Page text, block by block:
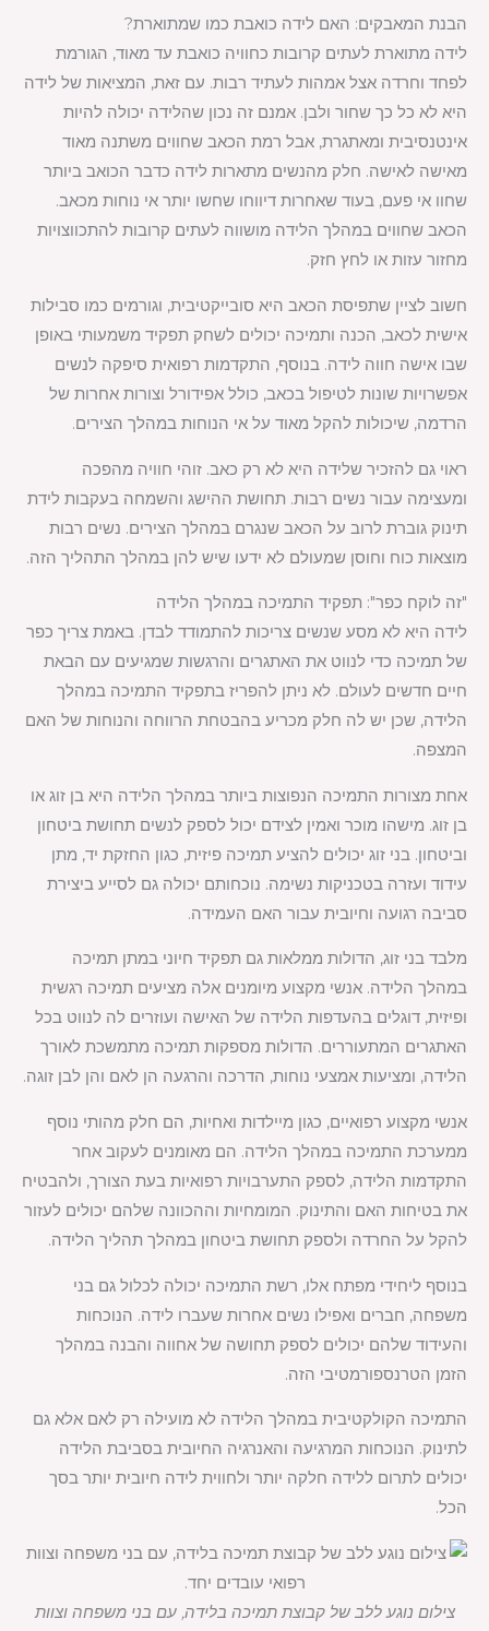
הבנת המאבקים: האם לידה כואבת כמו שמתוארת?
לידה מתוארת לעתים קרובות כחוויה כואבת עד מאוד, הגורמת
לפחד וחרדה אצל אמהות לעתיד רבות. עם זאת, המציאות של לידה
היא לא כל כך שחור ולבן. אמנם זה נכון שהלידה יכולה להיות
אינטנסיבית ומאתגרת, אבל רמת הכאב שחווים משתנה מאוד
מאישה לאישה. חלק מהנשים מתארות לידה כדבר הכואב ביותר
שחוו אי פעם, בעוד שאחרות דיווחו שחשו יותר אי נוחות מכאב.
הכאב שחווים במהלך הלידה מושווה לעתים קרובות להתכווצויות
מחזור עזות או לחץ חזק.
חשוב לציין שתפיסת הכאב היא סובייקטיבית, וגורמים כמו סבילות
אישית לכאב, הכנה ותמיכה יכולים לשחק תפקיד משמעותי באופן
שבו אישה חווה לידה. בנוסף, התקדמות רפואית סיפקה לנשים
אפשרויות שונות לטיפול בכאב, כולל אפידורל וצורות אחרות של
הרדמה, שיכולות להקל מאוד על אי הנוחות במהלך הצירים.
ראוי גם להזכיר שלידה היא לא רק כאב. זוהי חוויה מהפכה
ומעצימה עבור נשים רבות. תחושת ההישג והשמחה בעקבות לידת
תינוק גוברת לרוב על הכאב שנגרם במהלך הצירים. נשים רבות
מוצאות כוח וחוסן שמעולם לא ידעו שיש להן במהלך התהליך הזה.
"זה לוקח כפר": תפקיד התמיכה במהלך הלידה
לידה היא לא מסע שנשים צריכות להתמודד לבדן. באמת צריך כפר
של תמיכה כדי לנווט את האתגרים והרגשות שמגיעים עם הבאת
חיים חדשים לעולם. לא ניתן להפריז בתפקיד התמיכה במהלך
הלידה, שכן יש לה חלק מכריע בהבטחת הרווחה והנוחות של האם
המצפה.
אחת מצורות התמיכה הנפוצות ביותר במהלך הלידה היא בן זוג או
בן זוג. מישהו מוכר ואמין לצידם יכול לספק לנשים תחושת ביטחון
וביטחון. בני זוג יכולים להציע תמיכה פיזית, כגון החזקת יד, מתן
עידוד ועזרה בטכניקות נשימה. נוכחותם יכולה גם לסייע ביצירת
סביבה רגועה וחיובית עבור האם העמידה.
מלבד בני זוג, הדולות ממלאות גם תפקיד חיוני במתן תמיכה
במהלך הלידה. אנשי מקצוע מיומנים אלה מציעים תמיכה רגשית
ופיזית, דוגלים בהעדפות הלידה של האישה ועוזרים לה לנווט בכל
האתגרים המתעוררים. הדולות מספקות תמיכה מתמשכת לאורך
הלידה, ומציעות אמצעי נוחות, הדרכה והרגעה הן לאם והן לבן זוגה.
אנשי מקצוע רפואיים, כגון מיילדות ואחיות, הם חלק מהותי נוסף
ממערכת התמיכה במהלך הלידה. הם מאומנים לעקוב אחר
התקדמות הלידה, לספק התערבויות רפואיות בעת הצורך, ולהבטיח
את בטיחות האם והתינוק. המומחיות וההכוונה שלהם יכולים לעזור
להקל על החרדה ולספק תחושת ביטחון במהלך תהליך הלידה.
בנוסף ליחידי מפתח אלו, רשת התמיכה יכולה לכלול גם בני
משפחה, חברים ואפילו נשים אחרות שעברו לידה. הנוכחות
והעידוד שלהם יכולים לספק תחושה של אחווה והבנה במהלך
הזמן הטרנספורמטיבי הזה.
התמיכה הקולקטיבית במהלך הלידה לא מועילה רק לאם אלא גם
לתינוק. הנוכחות המרגיעה והאנרגיה החיובית בסביבת הלידה
יכולים לתרום ללידה חלקה יותר ולחווית לידה חיובית יותר בסך
הכל.
צילום נוגע ללב של קבוצת תמיכה בלידה, עם בני משפחה וצוות